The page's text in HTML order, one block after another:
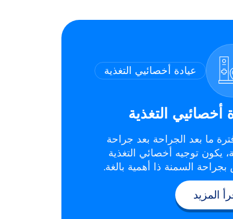
عيادة أخصائيي التغذية
أخصائيي التغذية
ما بعد الجراحة بعد جراحة
يكون توجيه أخصائي التغذية
السمنة ذا أهمية بالغة.
المزيد